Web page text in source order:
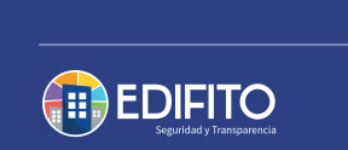
content